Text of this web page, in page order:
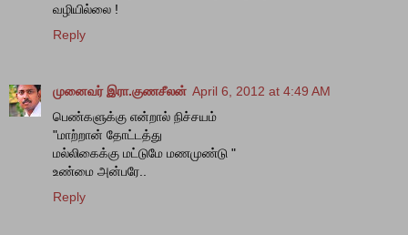
வழியில்லை !
Reply
முனைவர் இரா.குணசீலன் April 6, 2012 at 4:49 AM
பெண்களுக்கு என்றால் நிச்சயம்
"மாற்றான் தோட்டத்து
மல்லிகைக்கு மட்டுமே மணமுண்டு "
உண்மை அன்பரே..
Reply